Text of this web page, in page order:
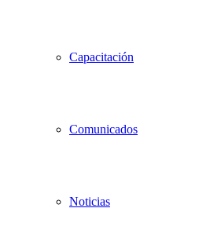
Capacitación
Comunicados
Noticias